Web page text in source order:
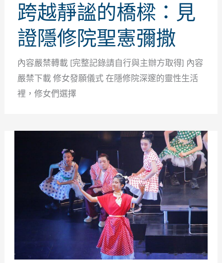
跨越靜謐的橋樑：見
證隱修院聖憲彌撒
內容嚴禁轉載 [完整記錄請自行與主辦方取得] 內容
嚴禁下載 修女發願儀式 在隱修院深邃的靈性生活
裡，修女們選擇